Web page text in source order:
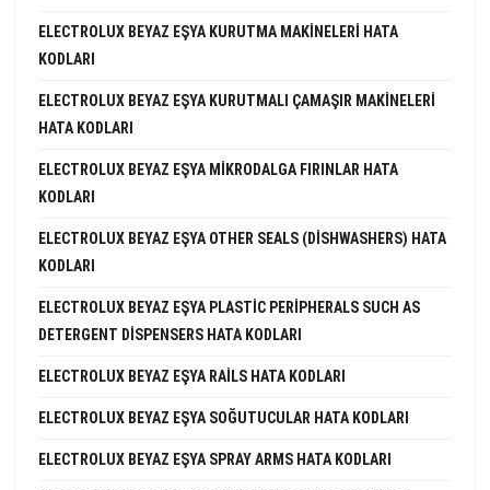
ELECTROLUX BEYAZ EŞYA KURUTMA MAKINELERI HATA
KODLARI
ELECTROLUX BEYAZ EŞYA KURUTMALI ÇAMAŞIR MAKINELERI
HATA KODLARI
ELECTROLUX BEYAZ EŞYA MIKRODALGA FIRINLAR HATA
KODLARI
ELECTROLUX BEYAZ EŞYA OTHER SEALS (DISHWASHERS) HATA
KODLARI
ELECTROLUX BEYAZ EŞYA PLASTIC PERIPHERALS SUCH AS
DETERGENT DISPENSERS HATA KODLARI
ELECTROLUX BEYAZ EŞYA RAILS HATA KODLARI
ELECTROLUX BEYAZ EŞYA SOĞUTUCULAR HATA KODLARI
ELECTROLUX BEYAZ EŞYA SPRAY ARMS HATA KODLARI